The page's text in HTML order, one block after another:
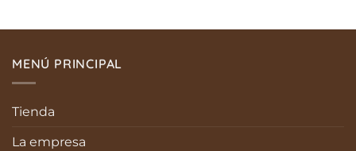
MENÚ PRINCIPAL
Tienda
La empresa